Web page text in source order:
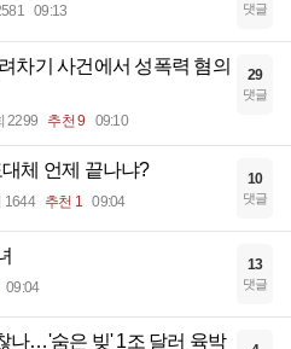
09:13 댓글
차기 사건에서 성폭력 혐의
2299 추천 9 09:10
29
댓글
체 언제 끝나냐?
1644 추천 1 09:04
10
댓글
09:04
13
댓글
나…'숨은 빚' 1조 달러 육박